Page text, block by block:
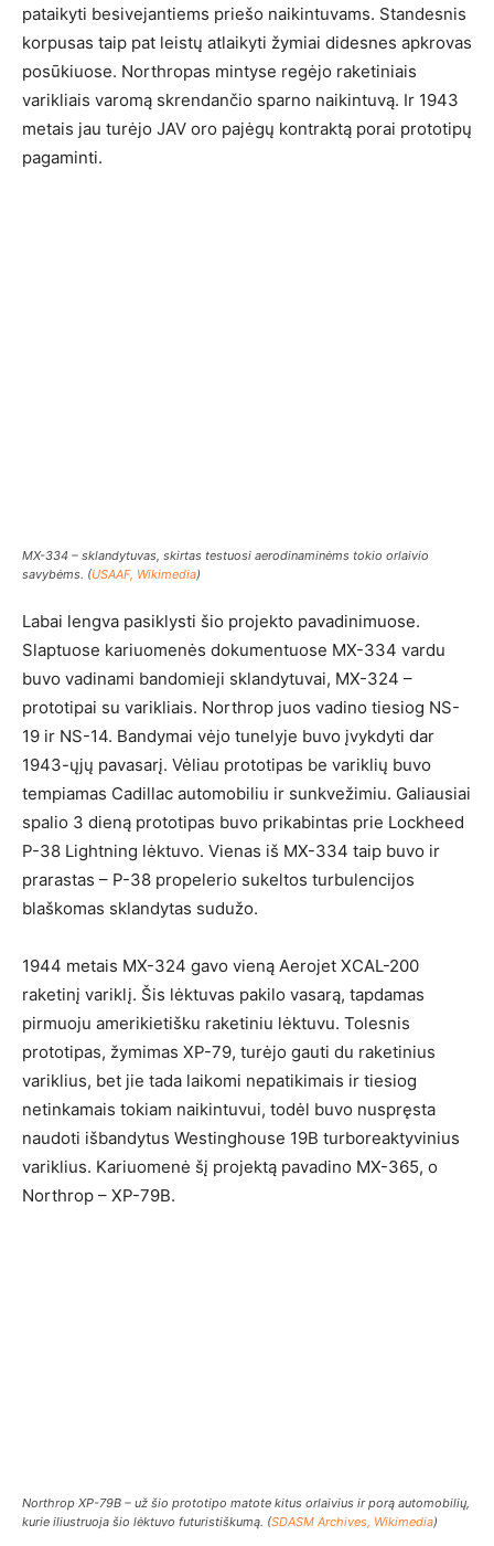
pataikyti besivejantiems priešo naikintuvams. Standesnis
korpusas taip pat leistų atlaikyti žymiai didesnes apkrovas
posūkiuose. Northropas mintyse regėjo raketiniais
varikliais varomą skrendančio sparno naikintuvą. Ir 1943
metais jau turėjo JAV oro pajėgų kontraktą porai prototipų
pagaminti.
MX-334 – sklandytuvas, skirtas testuosi aerodinaminėms tokio orlaivio
savybėms. (USAAF, Wikimedia)
Labai lengva pasiklysti šio projekto pavadinimuose.
Slaptuose kariuomenės dokumentuose MX-334 vardu
buvo vadinami bandomieji sklandytuvai, MX-324 –
prototipai su varikliais. Northrop juos vadino tiesiog NS-
19 ir NS-14. Bandymai vėjo tunelyje buvo įvykdyti dar
1943-ųjų pavasarį. Vėliau prototipas be variklių buvo
tempiamas Cadillac automobiliu ir sunkvežimiu. Galiausiai
spalio 3 dieną prototipas buvo prikabintas prie Lockheed
P-38 Lightning lėktuvo. Vienas iš MX-334 taip buvo ir
prarastas – P-38 propelerio sukeltos turbulencijos
blaškomas sklandytas sudužo.
1944 metais MX-324 gavo vieną Aerojet XCAL-200
raketinį variklį. Šis lėktuvas pakilo vasarą, tapdamas
pirmuoju amerikietišku raketiniu lėktuvu. Tolesnis
prototipas, žymimas XP-79, turėjo gauti du raketinius
variklius, bet jie tada laikomi nepatikimais ir tiesiog
netinkamais tokiam naikintuvui, todėl buvo nuspręsta
naudoti išbandytus Westinghouse 19B turboreaktyvinius
variklius. Kariuomenė šį projektą pavadino MX-365, o
Northrop – XP-79B.
Northrop XP-79B – už šio prototipo matote kitus orlaivius ir porą automobilių,
kurie iliustruoja šio lėktuvo futuristiškumą. (SDASM Archives, Wikimedia)